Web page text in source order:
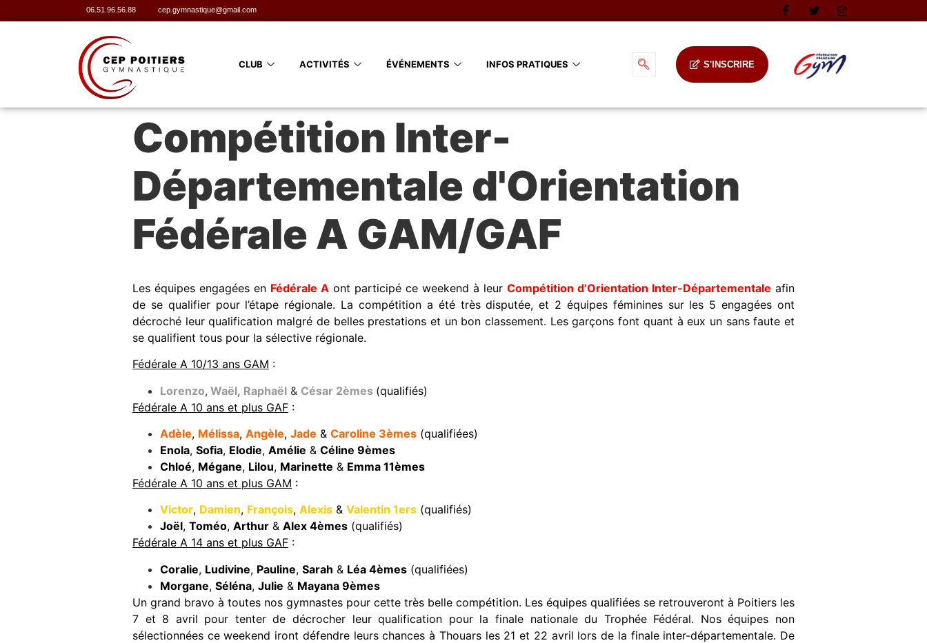
06.51.96.56.88 cep.gymnastique@gmail.com
CLUB ACTIVITÉS ÉVÉNEMENTS INFOS PRATIQUES S'INSCRIRE
Compétition Inter-
Départementale d'Orientation
Fédérale A GAM/GAF
Les équipes engagées en Fédérale A ont participé ce weekend à leur Compétition d’Orientation Inter-Départementale afin
de se qualifier pour l’étape régionale. La compétition a été très disputée, et 2 équipes féminines sur les 5 engagées ont
décroché leur qualification malgré de belles prestations et un bon classement. Les garçons font quant à eux un sans faute et
se qualifient tous pour la sélective régionale.
Fédérale A 10/13 ans GAM :
Lorenzo, Waël, Raphaël & César 2èmes (qualifiés)
Fédérale A 10 ans et plus GAF :
Adèle, Mélissa, Angèle, Jade & Caroline 3èmes (qualifiées)
Enola, Sofia, Elodie, Amélie & Céline 9èmes
Chloé, Mégane, Lilou, Marinette & Emma 11èmes
Fédérale A 10 ans et plus GAM :
Victor, Damien, François, Alexis & Valentin 1ers (qualifiés)
Joël, Toméo, Arthur & Alex 4èmes (qualifiés)
Fédérale A 14 ans et plus GAF :
Coralie, Ludivine, Pauline, Sarah & Léa 4èmes (qualifiées)
Morgane, Séléna, Julie & Mayana 9èmes
Un grand bravo à toutes nos gymnastes pour cette très belle compétition. Les équipes qualifiées se retrouveront à Poitiers les
7 et 8 avril pour tenter de décrocher leur qualification pour la finale nationale du Trophée Fédéral. Nos équipes non
sélectionnées ce weekend iront défendre leurs chances à Thouars les 21 et 22 avril lors de la finale inter-départementale. De